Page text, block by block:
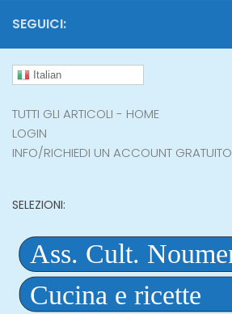
SEGUICI:
Italian
TUTTI GLI ARTICOLI - HOME
LOGIN
INFO/RICHIEDI UN ACCOUNT GRATUITO
SELEZIONI: